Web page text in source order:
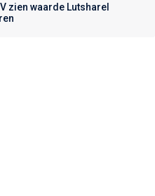
zien waarde Lutsharel